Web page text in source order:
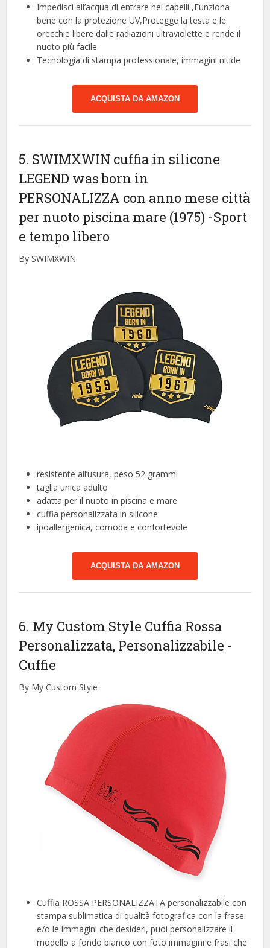
Impedisci all’acqua di entrare nei capelli ,Funziona
bene con la protezione UV,Protegge la testa e le
orecchie libere dalle radiazioni ultraviolette e rende il
nuoto più facile.
Tecnologia di stampa professionale, immagini nitide
ACQUISTA DA AMAZON
5. SWIMXWIN cuffia in silicone
LEGEND was born in
PERSONALIZZA con anno mese città
per nuoto piscina mare (1975) -Sport
e tempo libero
By SWIMXWIN
resistente all’usura, peso 52 grammi
taglia unica adulto
adatta per il nuoto in piscina e mare
cuffia personalizzata in silicone
ipoallergenica, comoda e confortevole
ACQUISTA DA AMAZON
6. My Custom Style Cuffia Rossa
Personalizzata, Personalizzabile -
Cuffie
By My Custom Style
Cuffia ROSSA PERSONALIZZATA personalizzabile con
stampa sublimatica di qualità fotografica con la frase
e/o le immagini che desideri, puoi personalizzare il
modello a fondo bianco con foto immagini e frasi che